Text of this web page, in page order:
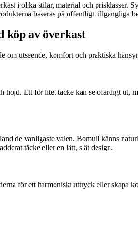
i olika stilar, material och prisklasser.
baseras på offentligt tillgängliga
köp av överkast
om utseende, komfort och praktiska
höjd. Ett för litet täcke kan se ofärdigt
de vanligaste valen. Bomull känns
täcke eller en lätt, slät design.
för ett harmoniskt uttryck eller skapa